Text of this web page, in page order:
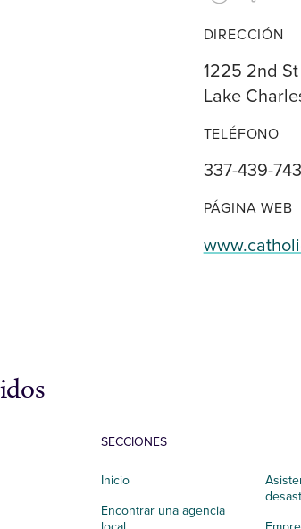
DIRECCIÓN
1225 2nd St
Lake
TELÉFONO
337-439-
PÁGINA WEB
SECCIONES
Inicio
Encontrar una agencia